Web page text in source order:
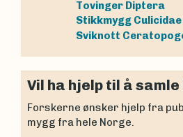
Tovinger Diptera
Stikkmygg Culicidae
Sviknott
Vil ha hjelp til å samle
Forskerne ønsker hjelp fra
mygg fra hele Norge.